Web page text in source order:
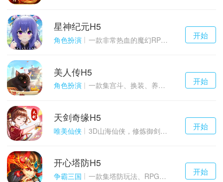
千百度h5
游戏
开始
星神纪元H5
角色扮演 一款非常热血的魔幻RPG游戏
千百度h5
游戏
开始
美人传H5
角色扮演 一款集宫斗、换装、养成等于一体的古装宫廷恋爱手游
千百度h5
游戏
开始
天剑奇缘H5
唯美仙侠 3D山海仙侠，修炼御剑情缘
千百度h5
游戏
开始
开心塔防H5
争霸三国 一款集塔防玩法、RPG策略、卡牌养成于一体的轻度H5游戏